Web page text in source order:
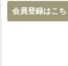
会員登録はこち